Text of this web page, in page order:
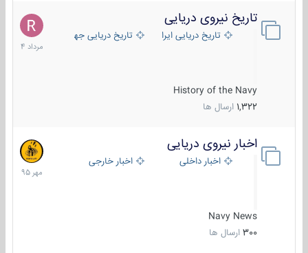
تاریخ نیروی دریایی
تاریخ دریایی ایران تاریخ دریایی جهان
History of the Navy
1,322 ارسال ها
16
مرداد
1404
اخبار نیروی دریایی
اخبار داخلی اخبار خارجی
Navy News
300 ارسال ها
27
مهر
1395